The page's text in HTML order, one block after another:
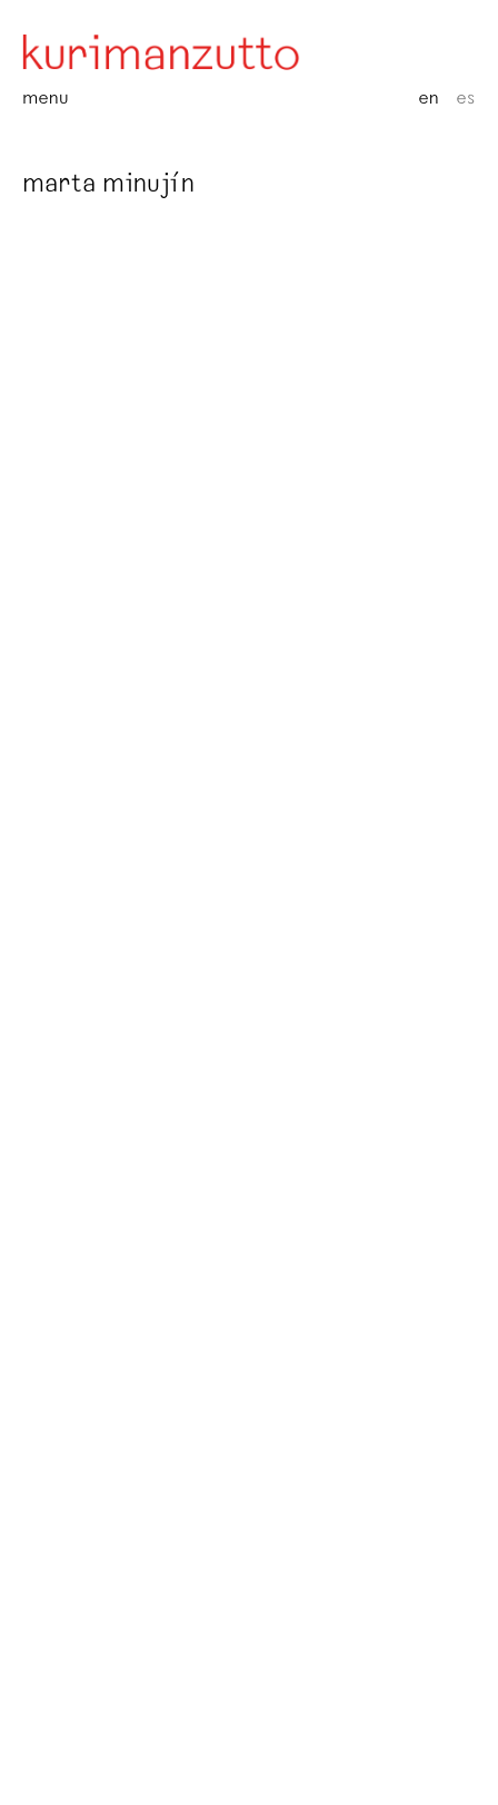
menu en es
marta minujín